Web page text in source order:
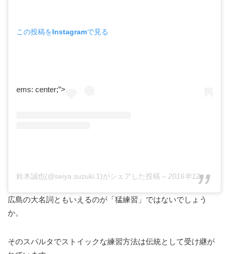
この投稿をInstagramで見る
ems: center;”>
鈴木誠也(@seiya.suzuki.1)がシェアした投稿 – 2016年12月月29日午前2時34分PST
広島の大名詞ともいえるのが「猛練習」ではないでしょう
か。
そのスパルタでストイックな練習方法は伝統として受け継が